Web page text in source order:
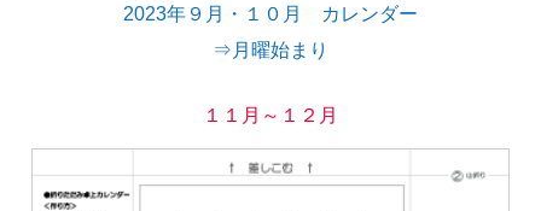
2023年９月・１０月 カレンダー
⇒月曜始まり
１１月～１２月